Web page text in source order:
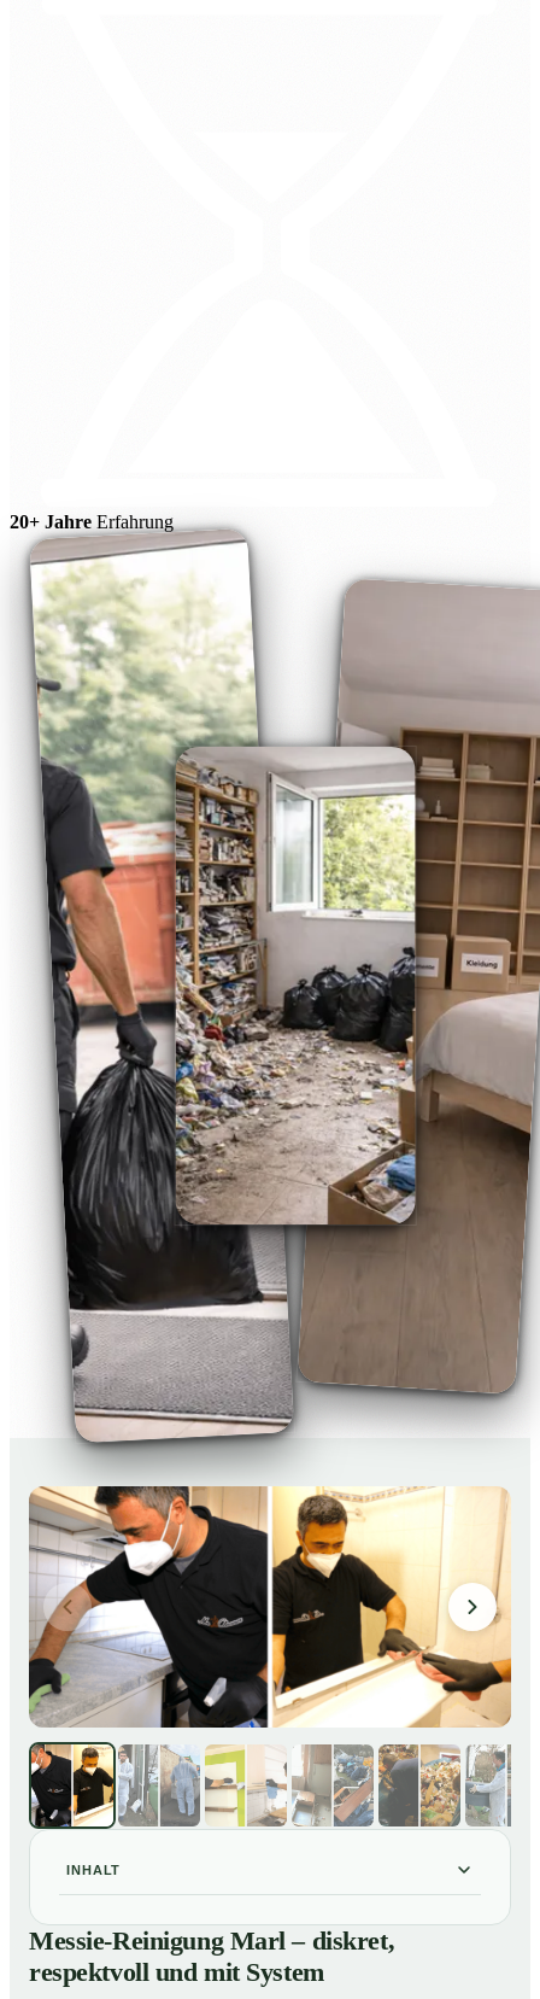
20+ Jahre Erfahrung
INHALT
Messie-Reinigung Marl – diskret, respektvoll und mit
System
Warum professionelle Hilfe bei einer Messie-Wohnung
Messie-Reinigung Marl – diskret,
respektvoll und mit System